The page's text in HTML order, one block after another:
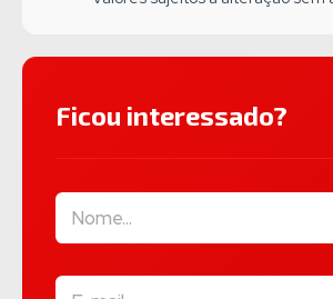
Ficou interessado?